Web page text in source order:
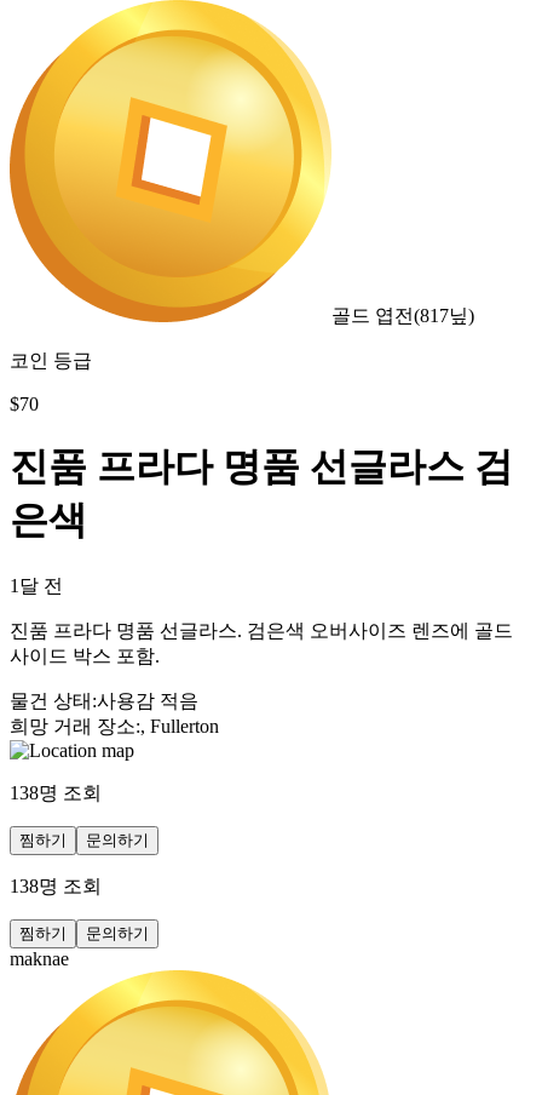
골드 엽전(817닢)
코인 등급
$70
진품 프라다 명품 선글라스 검
은색
1달 전
진품 프라다 명품 선글라스. 검은색 오버사이즈 렌즈에 골드
사이드 박스 포함.
물건 상태 :사용감 적음
희망 거래 장소:, Fullerton
138명 조회
찜하기 문의하기
138명 조회
찜하기 문의하기
maknae